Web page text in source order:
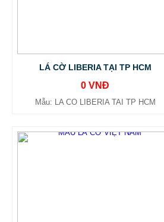
LÁ CỜ LIBERIA TẠI TP HCM
0 VNĐ
Mẫu: LA CO LIBERIA TAI TP HCM